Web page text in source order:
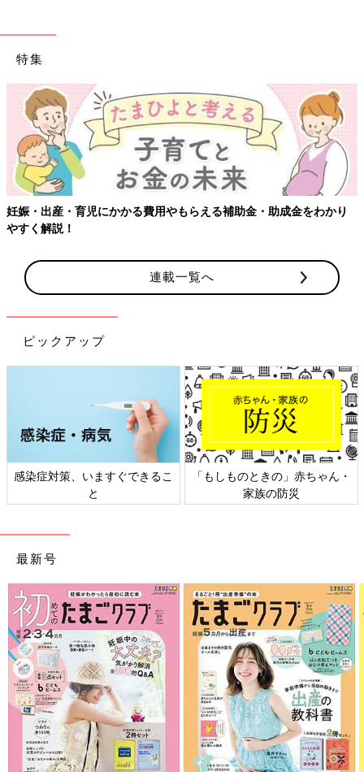
特集
かかる費用やもらえる補助金・助成金をわかり 【ワクチン接種
連載一覧へ
ピックアップ
感染症対策、いますぐできるこ
と
「もしものときの」赤ちゃん・
家族の防災
最新号